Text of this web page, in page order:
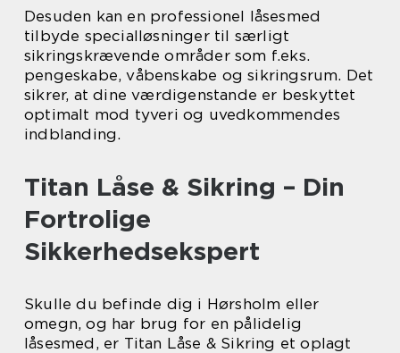
Desuden kan en professionel låsesmed
tilbyde specialløsninger til særligt
sikringskrævende områder som f.eks.
pengeskabe, våbenskabe og sikringsrum. Det
sikrer, at dine værdigenstande er beskyttet
optimalt mod tyveri og uvedkommendes
indblanding.
Titan Låse & Sikring – Din
Fortrolige
Sikkerhedsekspert
Skulle du befinde dig i Hørsholm eller
omegn, og har brug for en pålidelig
låsesmed, er Titan Låse & Sikring et oplagt